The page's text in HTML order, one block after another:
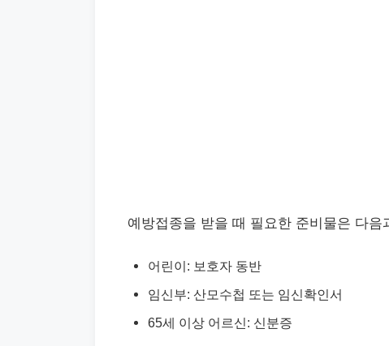
예방접종을 받을 때 필요한 준비물은 다음
어린이: 보호자 동반
임신부: 산모수첩 또는 임신확인서
65세 이상 어르신: 신분증